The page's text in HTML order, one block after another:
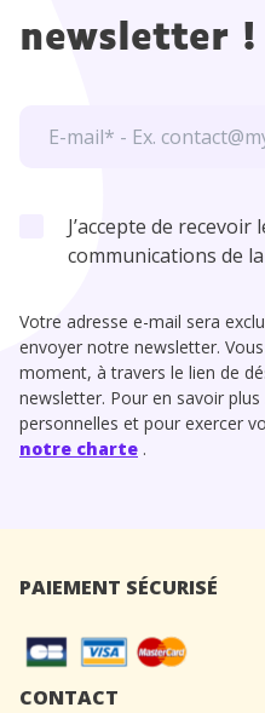
newsletter !
J’accepte de
communications de
Votre adresse e-mail sera
envoyer notre newsletter.
moment, à travers le lien de
newsletter. Pour en savoir
personnelles et pour exercer
notre charte .
PAIEMENT SÉCURISÉ
CONTACT